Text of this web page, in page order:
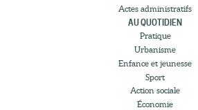
Actes administratifs
AU QUOTIDIEN
Pratique
Urbanisme
Enfance et jeunesse
Sport
Action sociale
Économie